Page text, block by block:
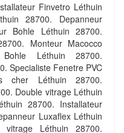
Finvetro Léthuin
28700. Depanneur
Bohle Léthuin 28700.
Monteur Macocco
Léthuin 28700.
Specialiste Fenetre PVC
cher Léthuin 28700.
Double vitrage Léthuin
28700. Installateur
Luxaflex Léthuin
Léthuin 28700.